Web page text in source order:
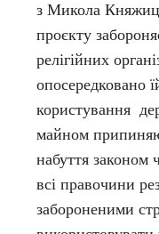
з Микола
проєкту
релігійних
опосередковано
користування
майном
набуття законом
всі правочини
забороненими